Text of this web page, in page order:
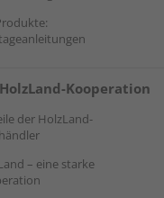
Kooperation
der HolzLand-
– eine starke